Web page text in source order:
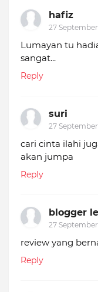
hafiz
27 September
Lumayan tu
sangat...
Reply
suri
27 September
cari cinta ilahi
akan jumpa
Reply
blogger
27 September
review yang
Reply